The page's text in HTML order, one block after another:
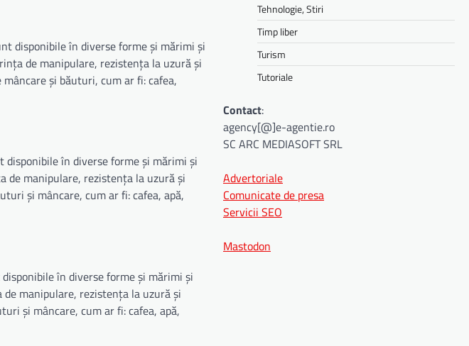
disponibile în diverse forme și mărimi și
de manipulare, rezistența la uzură și
și băuturi, cum ar fi: cafea,
în diverse forme și mărimi și
de manipulare, rezistența la uzură și
și mâncare, cum ar fi: cafea, apă,
în diverse forme și mărimi și
manipulare, rezistența la uzură și
și mâncare, cum ar fi: cafea, apă,
Tehnologie, Stiri
Timp liber
Turism
Tutoriale
Contact:
agency[@]e-agentie.ro
SC ARC MEDIASOFT SRL
Advertoriale
Comunicate de presa
Servicii SEO
Mastodon